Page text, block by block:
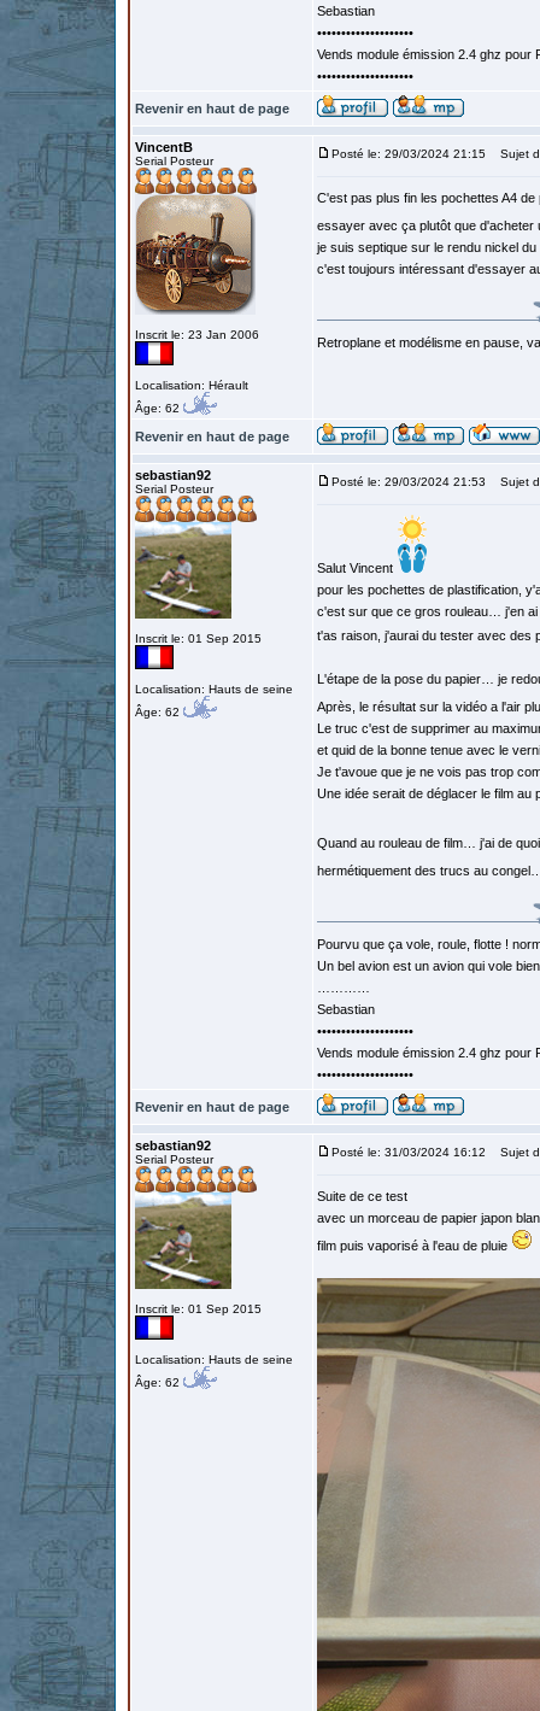
Sebastian
••••••••••••••••••••
Vends module émission 2.4 ghz
••••••••••••••••••••
Revenir en haut de page
VincentB
Serial Posteur
Inscrit le: 23 Jan 2006
Localisation: Hérault
Âge: 62
Posté le: 29/03/2024 21:15 Sujet
C'est pas plus fin les pochettes A4
essayer avec ça plutôt que d'acheter
je suis septique sur le rendu nickel
c'est toujours intéressant d'essayer
Retroplane et modélisme en pause,
Revenir en haut de page
sebastian92
Serial Posteur
Inscrit le: 01 Sep 2015
Localisation: Hauts de seine
Âge: 62
Posté le: 29/03/2024 21:53 Sujet
Salut Vincent
pour les pochettes de plastification,
c'est sur que ce gros rouleau… j'en
t'as raison, j'aurai du tester avec des
L'étape de la pose du papier… je
Après, le résultat sur la vidéo a l'air
Le truc c'est de supprimer au
et quid de la bonne tenue avec le
Je t'avoue que je ne vois pas trop
Une idée serait de déglacer le film
Quand au rouleau de film… j'ai de
hermétiquement des trucs au
Pourvu que ça vole, roule, flotte !
Un bel avion est un avion qui vole
Sebastian
••••••••••••••••••••
Vends module émission 2.4 ghz
••••••••••••••••••••
Revenir en haut de page
sebastian92
Serial Posteur
Inscrit le: 01 Sep 2015
Localisation: Hauts de seine
Âge: 62
Posté le: 31/03/2024 16:12 Sujet
Suite de ce test
avec un morceau de papier japon
film puis vaporisé à l'eau de pluie